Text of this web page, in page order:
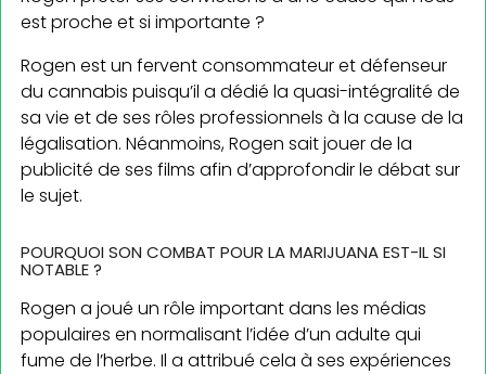
est proche et si importante ?
Rogen est un fervent consommateur et défenseur
du cannabis puisqu’il a dédié la quasi-intégralité de
sa vie et de ses rôles professionnels à la cause de la
légalisation. Néanmoins, Rogen sait jouer de la
publicité de ses films afin d’approfondir le débat sur
le sujet.
POURQUOI SON COMBAT POUR LA MARIJUANA EST-IL SI
NOTABLE ?
Rogen a joué un rôle important dans les médias
populaires en normalisant l’idée d’un adulte qui
fume de l’herbe. Il a attribué cela à ses expériences